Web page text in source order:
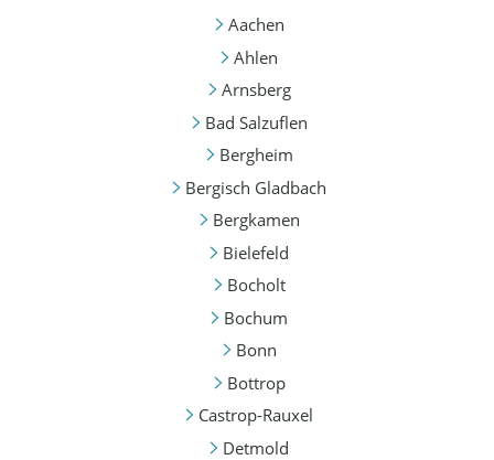
Aachen
Ahlen
Arnsberg
Bad Salzuflen
Bergheim
Bergisch Gladbach
Bergkamen
Bielefeld
Bocholt
Bochum
Bonn
Bottrop
Castrop-Rauxel
Detmold